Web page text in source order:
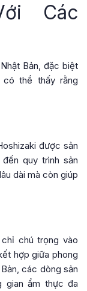
Các
Bản, đặc biệt
có thể thấy rằng
được sản
quy trình sản
dài mà còn giúp
chú trọng vào
hợp giữa phong
các dòng sản
gian ẩm thực đa